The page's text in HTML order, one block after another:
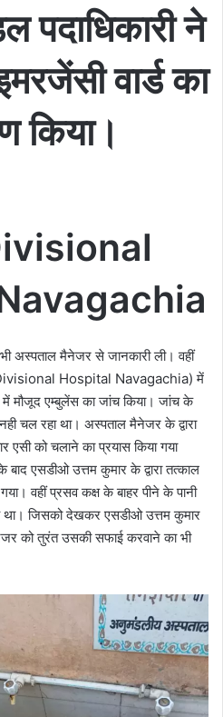
पदाधिकारी ने
वार्ड का
किया।
अस्पताल मैनेजर से जानकारी ली। वहीं
Hospital Navagachia) में
मौजूद एम्बुलेंस का जांच किया। जांच के
चल रहा था। अस्पताल मैनेजर के द्वारा
को चलाने का प्रयास किया गया
बाद एसडीओ उत्तम कुमार के द्वारा तत्काल
वहीं प्रसव कक्ष के बाहर पीने के पानी
था। जिसको देखकर एसडीओ उत्तम कुमार
को तुरंत उसकी सफाई करवाने का भी